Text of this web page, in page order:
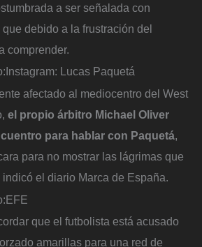
a ser señalada con
debido a la frustración del
comprender.
Instagram: Lucas Paquetá
afectado al mediocentro del West
el propio árbitro Michael Oliver
para hablar con Paquetá,
para no mostrar las lágrimas que
indicó el diario Marca de España.
EFE
que el futbolista está acusado
amarillas para una red de